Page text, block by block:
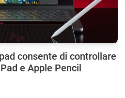
consente di controllare
e Apple Pencil